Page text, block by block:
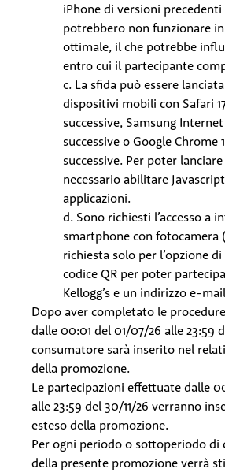
iPhone di versioni precedenti
potrebbero non funzionare
ottimale, il che potrebbe
entro cui il partecipante
c. La sfida può essere
dispositivi mobili con Safari
successive, Samsung
successive o Google Chrome
successive. Per poter
necessario abilitare
applicazioni.
d. Sono richiesti l’accesso a
smartphone con fotocamera
richiesta solo per l’opzione
codice QR per poter
Kellogg’s e un indirizzo e-
Dopo aver completato le
dalle 00:01 del 01/07/26 alle 23:59
consumatore sarà inserito nel
della promozione.
Le partecipazioni effettuate dalle
alle 23:59 del 30/11/26 verranno
esteso della promozione.
Per ogni periodo o sottoperiodo di
della presente promozione verrà